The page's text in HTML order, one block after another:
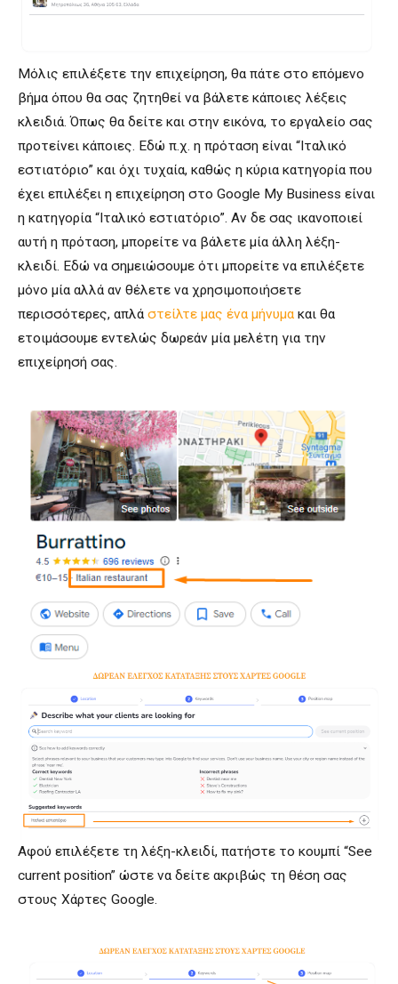
Μόλις επιλέξετε την επιχείρηση, θα πάτε στο επόμενο
βήμα όπου θα σας ζητηθεί να βάλετε κάποιες λέξεις
κλειδιά. Όπως θα δείτε και στην εικόνα, το εργαλείο σας
προτείνει κάποιες. Εδώ π.χ. η πρόταση είναι “Ιταλικό
εστιατόριο” και όχι τυχαία, καθώς η κύρια κατηγορία που
έχει επιλέξει η επιχείρηση στο Google My Business είναι
η κατηγορία “Ιταλικό εστιατόριο”. Αν δε σας ικανοποιεί
αυτή η πρόταση, μπορείτε να βάλετε μία άλλη λέξη-
κλειδί. Εδώ να σημειώσουμε ότι μπορείτε να επιλέξετε
μόνο μία αλλά αν θέλετε να χρησιμοποιήσετε
περισσότερες, απλά στείλτε μας ένα μήνυμα και θα
ετοιμάσουμε εντελώς δωρεάν μία μελέτη για την
επιχείρησή σας.
Αφού επιλέξετε τη λέξη-κλειδί, πατήστε το κουμπί “See
current position” ώστε να δείτε ακριβώς τη θέση σας
στους Χάρτες Google.